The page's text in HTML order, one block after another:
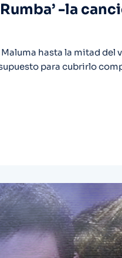
-la
hasta la mitad del
para cubrirlo